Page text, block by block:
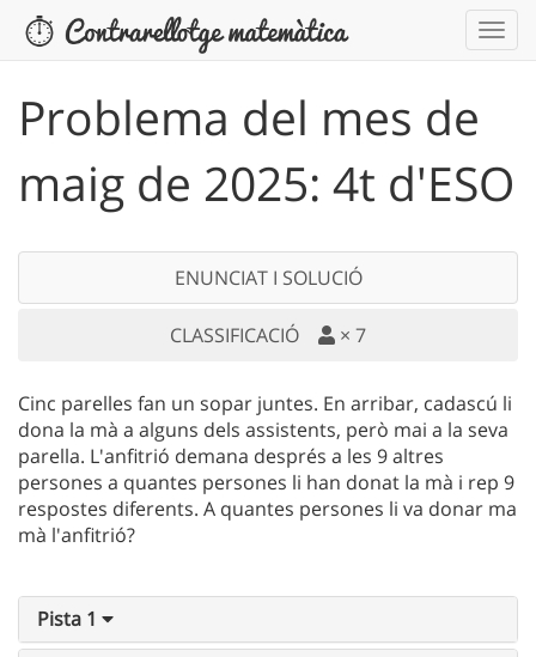
Problema del mes de
maig de 2025: 4t d'ESO
ENUNCIAT I SOLUCIÓ
CLASSIFICACIÓ × 7
Cinc parelles fan un sopar juntes. En arribar, cadascú li
dona la mà a alguns dels assistents, però mai a la seva
parella. L'anfitrió demana després a les 9 altres
persones a quantes persones li han donat la mà i rep 9
respostes diferents. A quantes persones li va donar ma
mà l'anfitrió?
Pista 1